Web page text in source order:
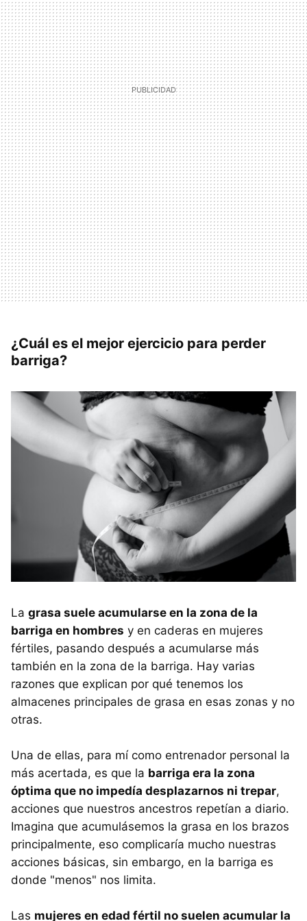
¿Cuál es el mejor ejercicio para perder
barriga?
La grasa suele acumularse en la zona de la
barriga en hombres y en caderas en mujeres
fértiles, pasando después a acumularse más
también en la zona de la barriga. Hay varias
razones que explican por qué tenemos los
almacenes principales de grasa en esas zonas y no
otras.
Una de ellas, para mí como entrenador personal la
más acertada, es que la barriga era la zona
óptima que no impedía desplazarnos ni trepar,
acciones que nuestros ancestros repetían a diario.
Imagina que acumulásemos la grasa en los brazos
principalmente, eso complicaría mucho nuestras
acciones básicas, sin embargo, en la barriga es
donde "menos" nos limita.
Las mujeres en edad fértil no suelen acumular la